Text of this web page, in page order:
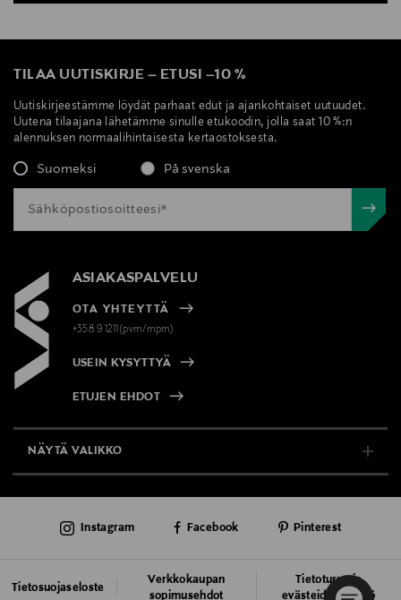
TILAA UUTISKIRJE – ETUSI –10 %
Uutiskirjeestämme löydät parhaat edut ja ajankohtaiset uutuudet.
Uutena tilaajana lähetämme sinulle etukoodin, jolla saat 10 %:n
alennuksen normaalihintaisesta kertaostoksesta.
Suomeksi På svenska
ASIAKASPALVELU
OTA YHTEYTTÄ
+358 9 1211(pvm/mpm)
USEIN KYSYTTYÄ
ETUJEN EHDOT
NÄYTÄ VALIKKO
AJANKOHTAISTA
Tietosuojaseloste
Verkkokaupan
sopimusehdot
Tietoturva ja
evästeiden käyttö
Instagram Facebook Pinterest